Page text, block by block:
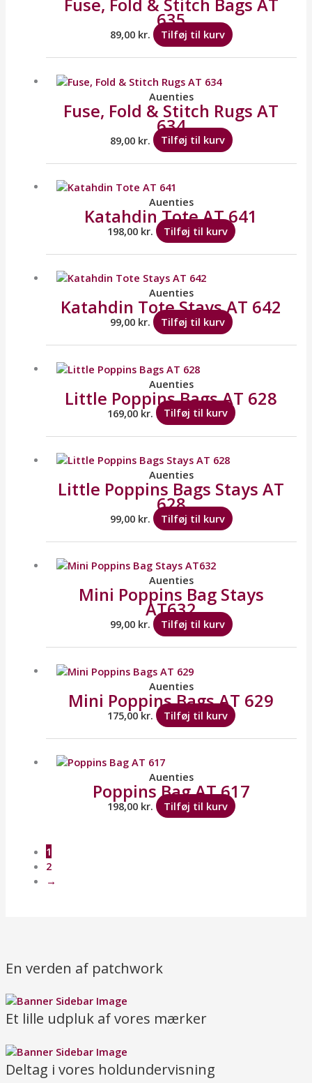
Fuse, Fold & Stitch Bags AT
635
89,00 kr. Tilføj til kurv
Auenties
Fuse, Fold & Stitch Rugs AT
634
89,00 kr. Tilføj til kurv
Auenties
Katahdin Tote AT 641
198,00 kr. Tilføj til kurv
Auenties
Katahdin Tote Stays AT 642
99,00 kr. Tilføj til kurv
Auenties
Little Poppins Bags AT 628
169,00 kr. Tilføj til kurv
Auenties
Little Poppins Bags Stays AT
628
99,00 kr. Tilføj til kurv
Auenties
Mini Poppins Bag Stays
AT632
99,00 kr. Tilføj til kurv
Auenties
Mini Poppins Bags AT 629
175,00kr. Tilføj til kurv
Auenties
Poppins Bag AT 617
198,00 kr. Tilføj til kurv
1
2
→
En verden af patchwork
Et lille udpluk af vores mærker
Deltag i vores holdundervisning